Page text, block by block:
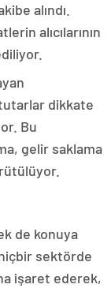
alındı.
alıcılarının
dikkate
Bu
gelir saklama
de konuya
sektörde
işaret ederek,